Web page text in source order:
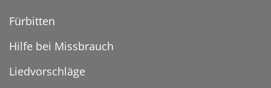
Fürbitten
Hilfe bei Missbrauch
Liedvorschläge